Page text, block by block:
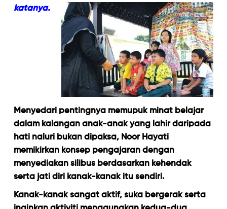
katanya.
Menyedari pentingnya memupuk minat belajar
dalam kalangan anak-anak yang lahir daripada
hati naluri bukan dipaksa, Noor Hayati
memikirkan konsep pengajaran dengan
menyediakan silibus berdasarkan kehendak
serta jati diri kanak-kanak itu sendiri.
Kanak-kanak sangat aktif, suka bergerak serta